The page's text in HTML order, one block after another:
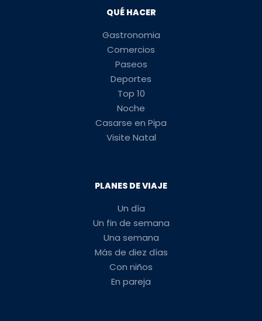
QUÉ HACER
Gastronomia
Comercios
Paseos
Deportes
Top 10
Noche
Casarse en Pipa
Visite Natal
PLANES DE VIAJE
Un día
Un fin de semana
Una semana
Más de diez días
Con niños
En pareja